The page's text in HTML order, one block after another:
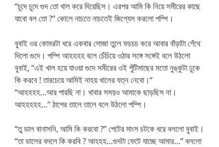
“চুদে চুদে গুদ তো খাল করে দিয়েছিস। এরপর আমি কি নিয়ে সমীরের কাছে
যাবো বল তো ?” কোলে নাচতে নাচতেই জিগ্যেস করলো পম্পি।
বুবাই ওর কোমরটা ধরে একবার সোজা তুলে ফচচচ করে আবার বাঁড়াটা গেঁথে
দিলো গুদে। পম্পি আহহহহ বলে চেঁচিয়ে ওঠার সঙ্গে সঙ্গেই বলে উঠলো
বুবাই, “এই খাল হয়ে যাওয়া গুদে সমীরের ওই পুঁটিমাছের মতো নুঙ্কুটা ঢুকে
কি করবে ! তারচেয়ে আমিই নাহয় খালের যত্ন নেবো।“
“আহহহহ…আর পারছি না। খাবার সময়ও আমাকে ছাড়ছিস না।
আহহহহহ…” ঠাপের তালে তালে বলে উঠলো পম্পি।
“তু ডাল বানাসনি, আমি কি করবো ?” পেটের মাংস চটকে ধরে বললো বুবাই।
“তা ডালের বদলে কি করবি ? আহহহ…গুদটা ফেটে যাচ্ছে আমার…” বললো